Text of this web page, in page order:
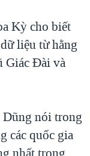
Kỳ cho biết
liệu từ hằng
Giác Đài và
nói trong
các quốc gia